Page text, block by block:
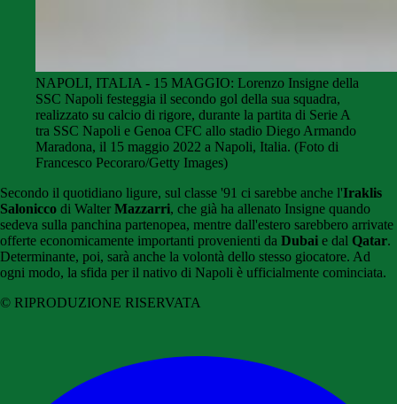
NAPOLI, ITALIA - 15 MAGGIO: Lorenzo Insigne della
SSC Napoli festeggia il secondo gol della sua squadra,
realizzato su calcio di rigore, durante la partita di Serie A
tra SSC Napoli e Genoa CFC allo stadio Diego Armando
Maradona, il 15 maggio 2022 a Napoli, Italia. (Foto di
Francesco Pecoraro/Getty Images)
Secondo il quotidiano ligure, sul classe '91 ci sarebbe anche l'Iraklis
Salonicco di Walter Mazzarri, che già ha allenato Insigne quando
sedeva sulla panchina partenopea, mentre dall'estero sarebbero arrivate
offerte economicamente importanti provenienti da Dubai e dal Qatar.
Determinante, poi, sarà anche la volontà dello stesso giocatore. Ad
ogni modo, la sfida per il nativo di Napoli è ufficialmente cominciata.
© RIPRODUZIONE RISERVATA